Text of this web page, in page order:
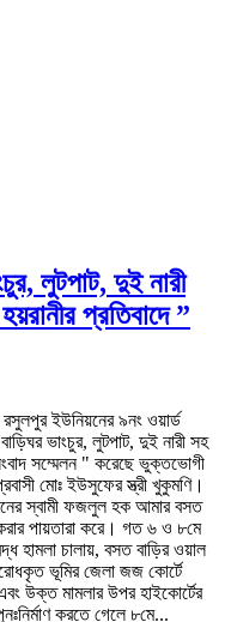
লুটপাট, দুই নারী
প্রতিবাদে ”
ইউনিয়নের ৯নং ওয়ার্ড
বাড়িঘর ভাংচুর, লুটপাট, দুই নারী সহ
সম্মেলন " করেছে ভুক্তভোগী
মোঃ ইউসুফের স্ত্রী খুকুমণি।
স্বামী ফজলুল হক আমার বসত
করার পায়তারা করে। গত ৬ ও ৮মে
হামলা চালায়, বসত বাড়ির ওয়াল
ভূমির জেলা জজ কোর্টে
উক্ত মামলার উপর হাইকোর্টের
করতে গেলে ৮মে...